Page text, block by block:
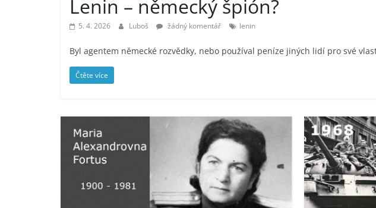
Lenin – německý špión?
5. 4. 2026 Luboš žádný komentář lenin
Byl agentem německé rozvědky, nebo používal peníze jiných lidí pro své
Čtěte více